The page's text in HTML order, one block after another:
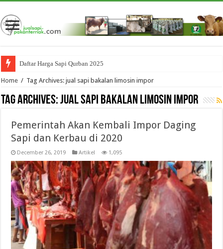
Daftar Harga Sapi Qurban 2025
Home / Tag Archives: jual sapi bakalan limosin impor
Tag Archives:jual sapi bakalan limosin impor
Pemerintah Akan Kembali Impor Daging
Sapi dan Kerbau di 2020
December 26, 2019 Artikel 1,095